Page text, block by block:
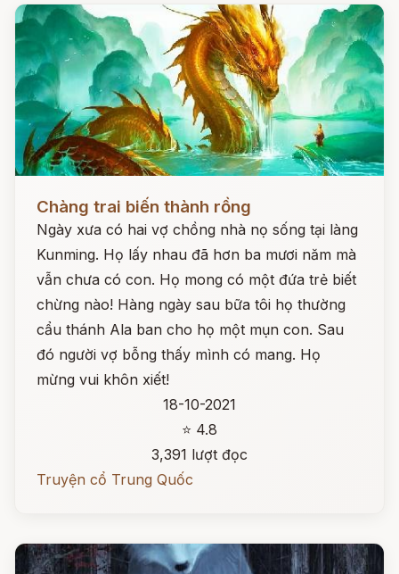
Chàng trai biến thành rồng
Ngày xưa có hai vợ chồng nhà nọ sống tại làng
Kunming. Họ lấy nhau đã hơn ba mươi năm mà
vẫn chưa có con. Họ mong có một đứa trẻ biết
chừng nào! Hàng ngày sau bữa tôi họ thường
cẩu thánh Ala ban cho họ một mụn con. Sau
đó người vợ bỗng thấy mình có mang. Họ
mừng vui khôn xiết!
18-10-2021
⭐ 4.8
3,391 lượt đọc
Truyện cổ Trung Quốc